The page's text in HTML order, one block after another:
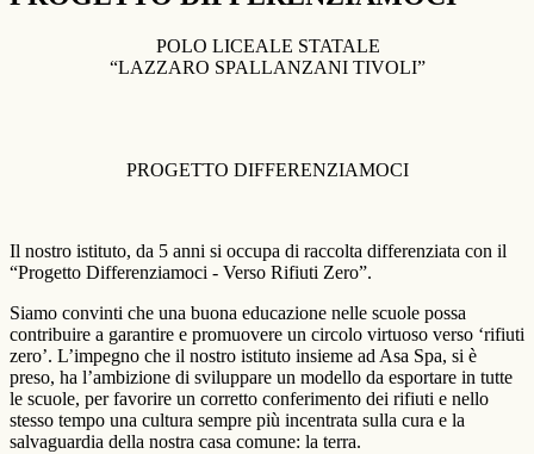
POLO LICEALE STATALE
“LAZZARO SPALLANZANI TIVOLI”
PROGETTO DIFFERENZIAMOCI
Il nostro istituto, da 5 anni si occupa di raccolta differenziata con il
“Progetto Differenziamoci - Verso Rifiuti Zero”.
Siamo convinti che una buona educazione nelle scuole possa
contribuire a garantire e promuovere un circolo virtuoso verso ‘rifiuti
zero’. L’impegno che il nostro istituto insieme ad Asa Spa, si è
preso, ha l’ambizione di sviluppare un modello da esportare in tutte
le scuole, per favorire un corretto conferimento dei rifiuti e nello
stesso tempo una cultura sempre più incentrata sulla cura e la
salvaguardia della nostra casa comune: la terra.